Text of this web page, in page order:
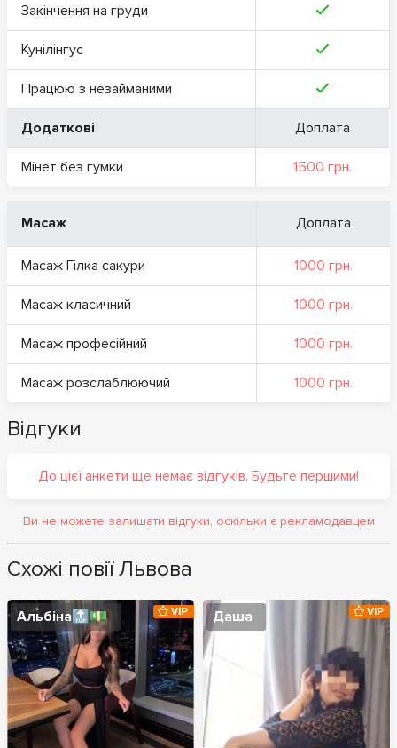
Закінчення на груди
Кунілінгус
Працюю з незайманими
Додаткові Доплата
Мінет без гумки 1500 грн.
Масаж Доплата
Масаж Гілка сакури 1000 грн.
Масаж класичний 1000 грн.
Масаж професійний 1000 грн.
Масаж розслаблюючий 1000 грн.
Відгуки
До цієї анкети ще немає відгуків. Будьте першими!
Ви не можете залишати відгуки, оскільки є рекламодавцем
Схожі повії Львова
Альбіна🔝💵 VIP Даша VIP